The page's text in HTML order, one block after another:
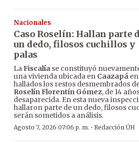
Nacionales
Caso Roselín: Hallan parte
un dedo, filosos cuchillos y
palas
LaFiscalía se constituyó
una vivienda ubicada en Caazapá
hallados los restos desmembrados
Roselín Florentín Gómez, de 14
desaparecida. En esta nueva
hallaron parte de un dedo, filosos
serán sometidos a análisis.
Agosto 7, 2026 07:06 p. m. · Redacción ÚH